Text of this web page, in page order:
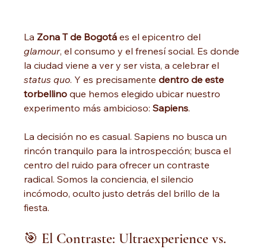
La Zona T de Bogotá es el epicentro del
glamour, el consumo y el frenesí social. Es donde
la ciudad viene a ver y ser vista, a celebrar el
status quo. Y es precisamente dentro de este
torbellino que hemos elegido ubicar nuestro
experimento más ambicioso: Sapiens.
La decisión no es casual. Sapiens no busca un
rincón tranquilo para la introspección; busca el
centro del ruido para ofrecer un contraste
radical. Somos la conciencia, el silencio
incómodo, oculto justo detrás del brillo de la
fiesta.
🎯 El Contraste: Ultraexperience vs.